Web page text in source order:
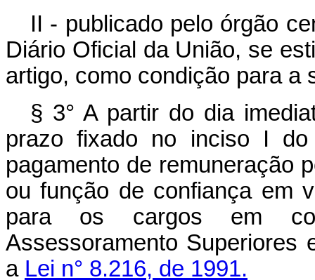
II - publicado pelo órgão
Diário Oficial da União, se
artigo, como condição para a
§ 3° A partir do dia
prazo fixado no inciso I
pagamento de remuneração
ou função de confiança em
para os cargos em
Assessoramento Superiores
a Lei n° 8.216, de 1991.